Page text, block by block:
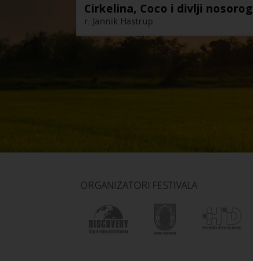
Cirkelina, Coco i divlji nosorog
r. Jannik Hastrup
ORGANIZATORI FESTIVALA